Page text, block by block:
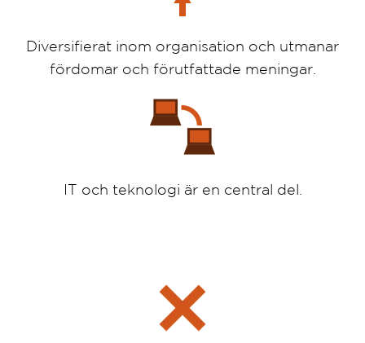
Diversifierat inom organisation och utmanar
fördomar och förutfattade meningar.
IT och teknologi är en central del.